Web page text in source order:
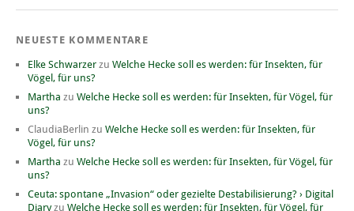
NEUESTE KOMMENTARE
Elke Schwarzer zu Welche Hecke soll es werden: für Insekten, für
Vögel, für uns?
Martha zu Welche Hecke soll es werden: für Insekten, für Vögel, für
uns?
ClaudiaBerlin zu Welche Hecke soll es werden: für Insekten, für
Vögel, für uns?
Martha zu Welche Hecke soll es werden: für Insekten, für Vögel, für
uns?
Ceuta: spontane „Invasion“ oder gezielte Destabilisierung? › Digital
Diaryzu Welche Hecke soll es werden: für Insekten, für Vögel, für